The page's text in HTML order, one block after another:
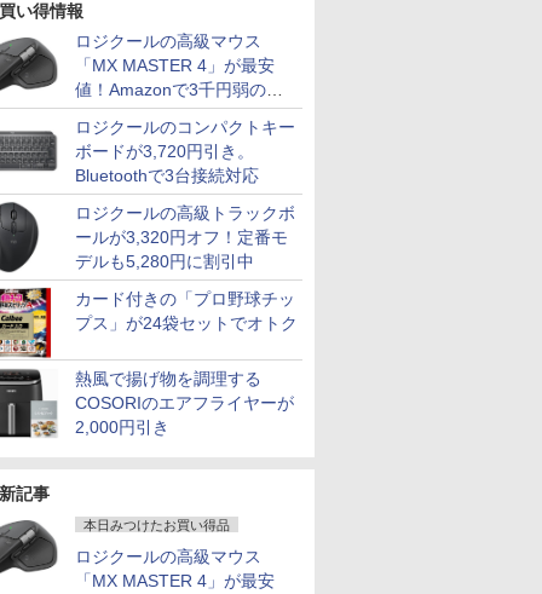
い得情報
ロジクールの高級マウス
「MX MASTER 4」が最安
値！Amazonで3千円弱の割
引
ロジクールのコンパクトキー
ボードが3,720円引き。
Bluetoothで3台接続対応
ロジクールの高級トラックボ
ールが3,320円オフ！定番モ
デルも5,280円に割引中
カード付きの「プロ野球チッ
プス」が24袋セットでオトク
熱風で揚げ物を調理する
COSORIのエアフライヤーが
2,000円引き
記事
本日みつけたお買い得品
ロジクールの高級マウス
「MX MASTER 4」が最安